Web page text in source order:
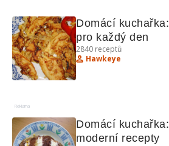
Domácí
pro každý den
2840 receptů
Hawkeye
Reklama
Domácí
moderní recepty